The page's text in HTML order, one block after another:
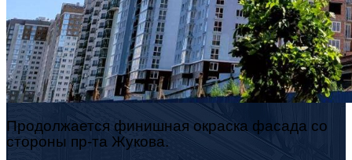
Продолжается финишная окраска фасада со
стороны пр-та Жукова.